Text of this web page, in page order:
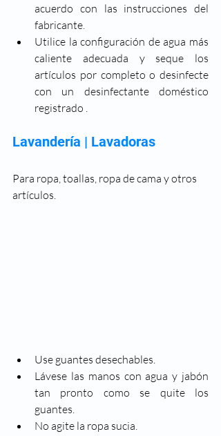
acuerdo con las instrucciones del
fabricante.
Utilice la configuración de agua más
caliente adecuada y seque los
artículos por completo o desinfecte
con un desinfectante doméstico
registrado .
Lavandería | Lavadoras
Para ropa, toallas, ropa de cama y otros
artículos.
Use guantes desechables.
Lávese las manos con agua y jabón
tan pronto como se quite los
guantes.
No agite la ropa sucia.